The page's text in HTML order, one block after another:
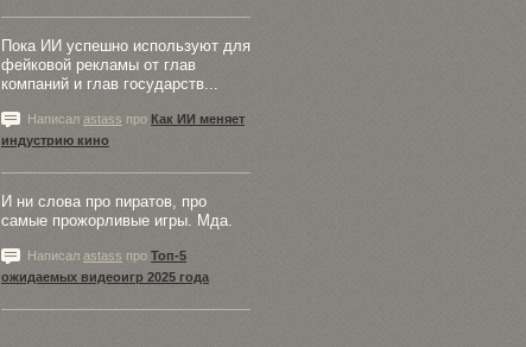
Пока ИИ успешно используют для
фейковой рекламы от глав
компаний и глав государств...
Написал astass про Как ИИ меняет
индустрию кино
И ни слова про пиратов, про
самые прожорливые игры. Мда.
Написал astass про Топ-5
ожидаемых видеоигр 2025 года